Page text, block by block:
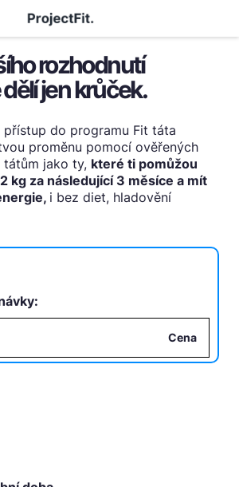
rozhodnutí
jen krůček.
přístup do programu Fit táta
proměnu pomocí ověřených
tátům jako ty, které ti pomůžou
kg za následující 3 měsíce a mít
i bez diet, hladovění
Cena